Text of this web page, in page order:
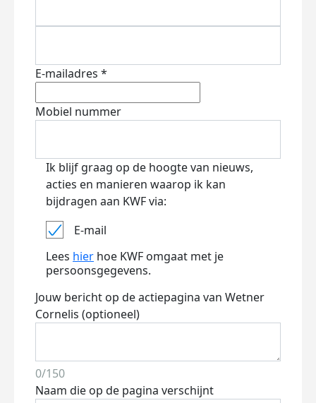
E-mailadres *
Mobiel nummer
Ik blijf graag op de hoogte van nieuws,
acties en manieren waarop ik kan
bijdragen aan KWF via:
E-mail
Lees hier hoe KWF omgaat met je
persoonsgegevens.
Jouw bericht op de actiepagina van Wetner
Cornelis (optioneel)
0/150
Naam die op de pagina verschijnt